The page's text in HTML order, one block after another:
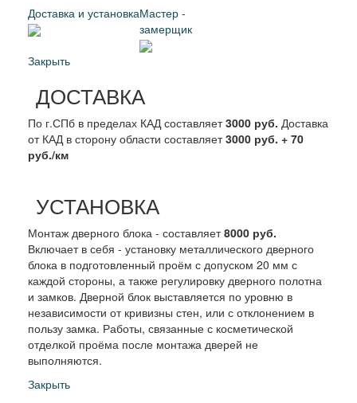
Доставка и установкаМастер -
замерщик
Закрыть
ДОСТАВКА
По г.СПб в пределах КАД составляет3000 руб. Доставка
от КАД в сторону области составляет3000 руб. + 70
руб./км
УСТАНОВКА
Монтаж дверного блока - составляет8000 руб.
Включает в себя - установку металлического дверного
блока в подготовленный проём с допуском 20 мм с
каждой стороны, а также регулировку дверного полотна
и замков. Дверной блок выставляется по уровню в
независимости от кривизны стен, или с отклонением в
пользу замка. Работы, связанные с косметической
отделкой проёма после монтажа дверей не
выполняются.
Закрыть